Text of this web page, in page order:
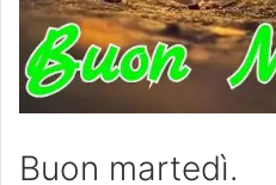
Buon martedì.